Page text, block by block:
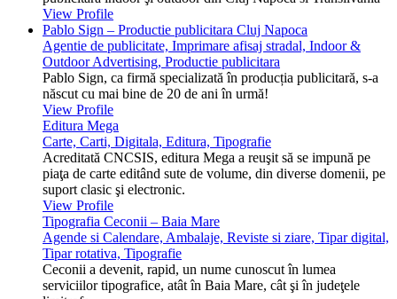
View Profile
Pablo Sign – Productie publicitara Cluj Napoca
Agentie de publicitate, Imprimare afisaj stradal, Indoor &
Outdoor Advertising, Productie publicitara
Pablo Sign, ca firmă specializată în producția publicitară, s-a
născut cu mai bine de 20 de ani în urmă!
View Profile
Editura Mega
Carte, Carti, Digitala, Editura, Tipografie
Acreditată CNCSIS, editura Mega a reuşit să se impună pe
piaţa de carte editând sute de volume, din diverse domenii, pe
suport clasic şi electronic.
View Profile
Tipografia Ceconii – Baia Mare
Agende si Calendare, Ambalaje, Reviste si ziare, Tipar digital,
Tipar rotativa, Tipografie
Ceconii a devenit, rapid, un nume cunoscut în lumea
serviciilor tipografice, atât în Baia Mare, cât şi în judeţele